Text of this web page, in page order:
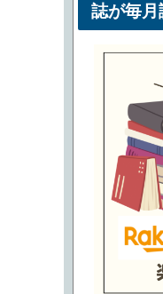
誌が毎月